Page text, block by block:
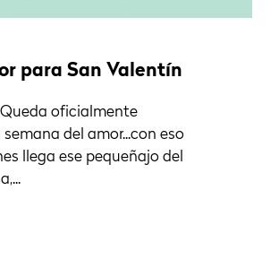
para San Valentín
Queda oficialmente
del amor...con eso
llega ese pequeñajo del